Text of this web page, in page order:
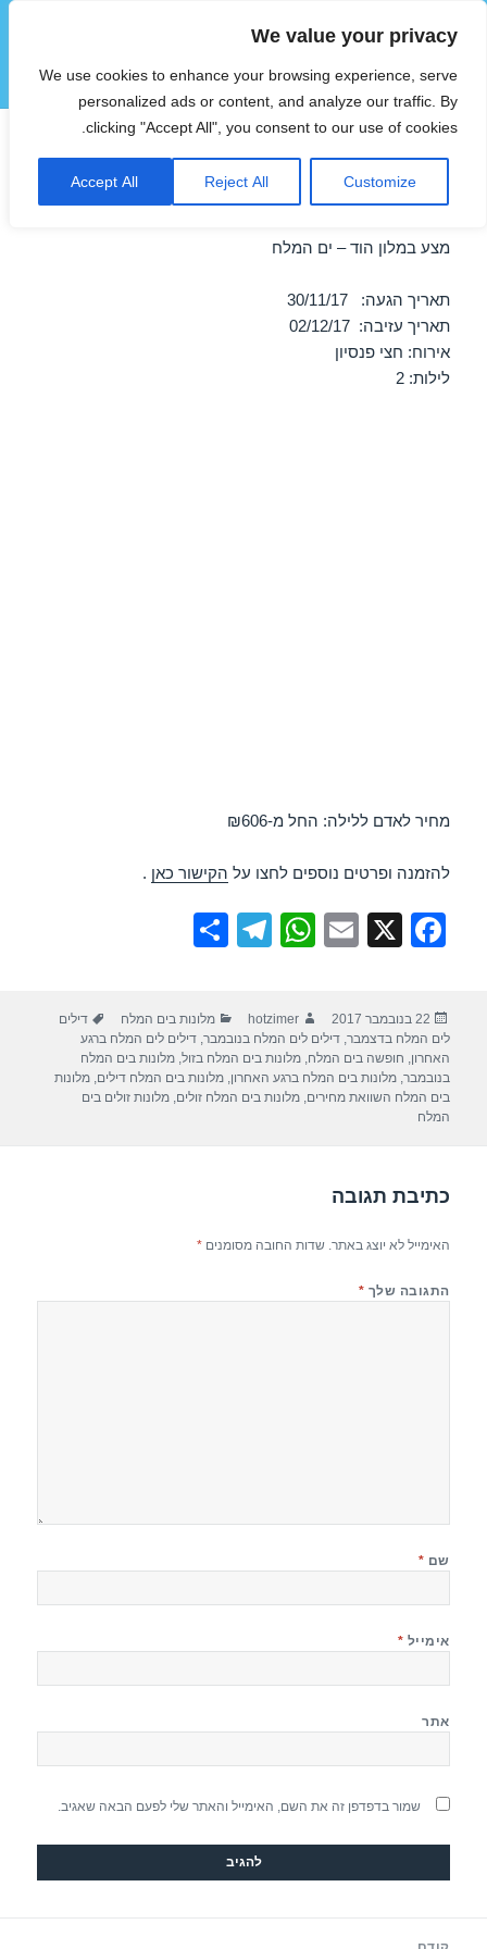
We value your privacy
We use cookies to enhance your browsing experience, serve
personalized ads or content, and analyze our traffic. By
clicking "Accept All", you consent to our use of cookies.
Customize
Reject All
Accept All
הוטצימר
תפריטים
ווידג'טים
חופשה במלון הוד – ים המלח
30/11/2017
מצע במלון הוד – ים המלח
תאריך הגעה: 30/11/17
תאריך עזיבה: 02/12/17
אירוח: חצי פנסיון
לילות: 2
מחיר לאדם ללילה: החל מ-₪606
להזמנה ופרטים נוספים לחצו על הקישור כאן .
F
e
b
o
X
E
W
s
A
p
T
gr
a
m
e
פורסם
בתאריך
22 בנובמבר 2017 מחבר
hotzimer קטגוריות
מלונות בים המלח תגיות
דילים
לים המלח בדצמבר,דילים לים המלח בנובמבר,דילים לים המלח ברגע
האחרון, חופשה בים המלח,מלונות בים המלח בזול,מלונות בים המלח
בנובמבר,מלונות בים המלח ברגע האחרון,מלונות בים המלח דילים,מלונות
בים המלח השוואת מחירים,מלונות בים המלח זולים,מלונות זולים בים
המלח
כתיבת תגובה
האימייל לא יוצג באתר. שדות החובה מסומנים*
התגובה שלך *
שם *
אימייל *
אתר
שמור בדפדפן זה את השם, האימייל והאתר שלי לפעם הבאה שאגיב.